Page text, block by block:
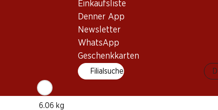
Einkaufsliste
Denner App
Newsletter
WhatsApp
Geschenkkarten
Filialsuche
Trinktemperatur
16–18 °C
CO2-Fussabdruck
6.06 kg